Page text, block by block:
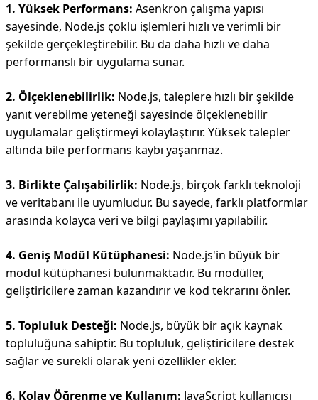
1. Yüksek Performans: Asenkron çalışma yapısı
sayesinde, Node.js çoklu işlemleri hızlı ve verimli bir
şekilde gerçekleştirebilir. Bu da daha hızlı ve daha
performanslı bir uygulama sunar.
2. Ölçeklenebilirlik: Node.js, taleplere hızlı bir şekilde
yanıt verebilme yeteneği sayesinde ölçeklenebilir
uygulamalar geliştirmeyi kolaylaştırır. Yüksek talepler
altında bile performans kaybı yaşanmaz.
3. Birlikte Çalışabilirlik: Node.js, birçok farklı teknoloji
ve veritabanı ile uyumludur. Bu sayede, farklı platformlar
arasında kolayca veri ve bilgi paylaşımı yapılabilir.
4. Geniş Modül Kütüphanesi: Node.js'in büyük bir
modül kütüphanesi bulunmaktadır. Bu modüller,
geliştiricilere zaman kazandırır ve kod tekrarını önler.
5. Topluluk Desteği: Node.js, büyük bir açık kaynak
topluluğuna sahiptir. Bu topluluk, geliştiricilere destek
sağlar ve sürekli olarak yeni özellikler ekler.
6. Kolay Öğrenme ve Kullanım: JavaScript kullanıcısı